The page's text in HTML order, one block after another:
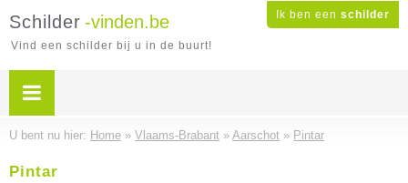
Ik ben een schilder
Schilder -vinden.be
Vind een schilder bij u in de buurt!
U bent nu hier: Home » Vlaams-Brabant » Aarschot » Pintar
Pintar